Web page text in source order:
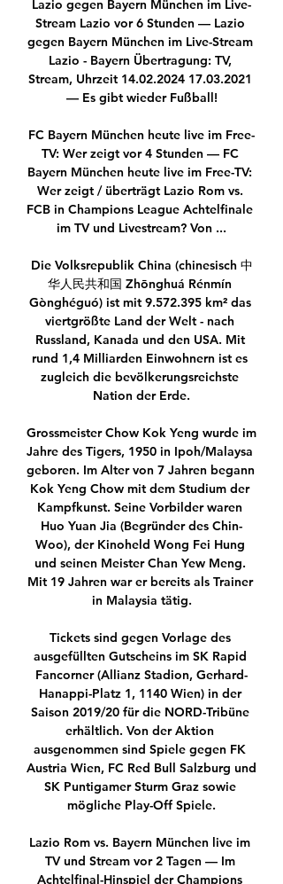
Lazio gegen Bayern München im Live-
Stream Lazio vor 6 Stunden — Lazio
gegen Bayern München im Live-Stream
Lazio - Bayern Übertragung: TV,
Stream, Uhrzeit 14.02.2024 17.03.2021
— Es gibt wieder Fußball!
FC Bayern München heute live im Free-
TV: Wer zeigt vor 4 Stunden — FC
Bayern München heute live im Free-TV:
Wer zeigt / überträgt Lazio Rom vs.
FCB in Champions League Achtelfinale
im TV und Livestream? Von ...
Die Volksrepublik China (chinesisch 中
华人民共和国 Zhōnghuá Rénmín
Gònghéguó) ist mit 9.572.395 km² das
viertgrößte Land der Welt - nach
Russland, Kanada und den USA. Mit
rund 1,4 Milliarden Einwohnern ist es
zugleich die bevölkerungsreichste
Nation der Erde.
Grossmeister Chow Kok Yeng wurde im
Jahre des Tigers, 1950 in Ipoh/Malaysa
geboren. Im Alter von 7 Jahren begann
Kok Yeng Chow mit dem Studium der
Kampfkunst. Seine Vorbilder waren
Huo Yuan Jia (Begründer des Chin-
Woo), der Kinoheld Wong Fei Hung
und seinen Meister Chan Yew Meng.
Mit 19 Jahren war er bereits als Trainer
in Malaysia tätig.
Tickets sind gegen Vorlage des
ausgefüllten Gutscheins im SK Rapid
Fancorner (Allianz Stadion, Gerhard-
Hanappi-Platz 1, 1140 Wien) in der
Saison 2019/20 für die NORD-Tribüne
erhältlich. Von der Aktion
ausgenommen sind Spiele gegen FK
Austria Wien, FC Red Bull Salzburg und
SK Puntigamer Sturm Graz sowie
mögliche Play-Off Spiele.
Lazio Rom vs. Bayern München live im
TV und Stream vor 2 Tagen — Im
Achtelfinal-Hinspiel der Champions